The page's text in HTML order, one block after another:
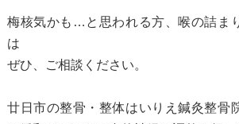
梅核気かも…と思われる方、喉の詰ま
は
ぜひ、ご相談ください。
廿日市の整骨・整体はいりえ鍼灸整骨